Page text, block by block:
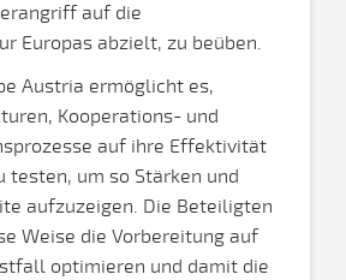
auf die
Europas abzielt, zu beüben.
Austria ermöglicht es,
Kooperations- und
auf ihre Effektivität
testen, um so Stärken und
aufzuzeigen. Die Beteiligten
Weise die Vorbereitung auf
optimieren und damit die